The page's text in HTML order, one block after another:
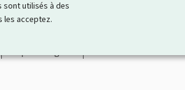
sont utilisés à des
les acceptez.vos échanges avec l’État
administrations et organismes publics